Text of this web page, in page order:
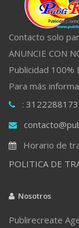
Contacto solo
ANUNCIE CON
Publicidad 100%
Para más
: 3122288173
Horario de
POLITICA DE
Nosotros
Publirecreate